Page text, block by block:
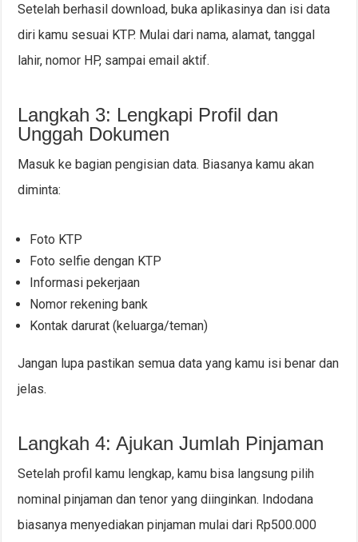
Setelah berhasil download, buka aplikasinya dan isi data
diri kamu sesuai KTP. Mulai dari nama, alamat, tanggal
lahir, nomor HP, sampai email aktif.
Langkah 3: Lengkapi Profil dan
Unggah Dokumen
Masuk ke bagian pengisian data. Biasanya kamu akan
diminta:
Foto KTP
Foto selfie dengan KTP
Informasi pekerjaan
Nomor rekening bank
Kontak darurat (keluarga/teman)
Jangan lupa pastikan semua data yang kamu isi benar dan
jelas.
Langkah 4: Ajukan Jumlah Pinjaman
Setelah profil kamu lengkap, kamu bisa langsung pilih
nominal pinjaman dan tenor yang diinginkan. Indodana
biasanya menyediakan pinjaman mulai dari Rp500.000